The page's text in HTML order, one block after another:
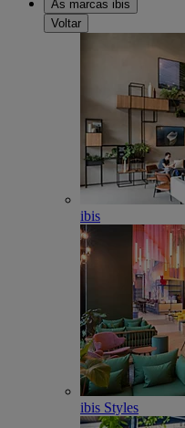
As marcas ibis
Voltar
ibis
ibis Styles